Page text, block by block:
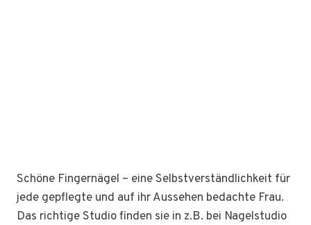
Schöne Fingernägel – eine Selbstverständlichkeit für
jede gepflegte und auf ihr Aussehen bedachte Frau.
Das richtige Studio finden sie in z.B. bei Nagelstudio